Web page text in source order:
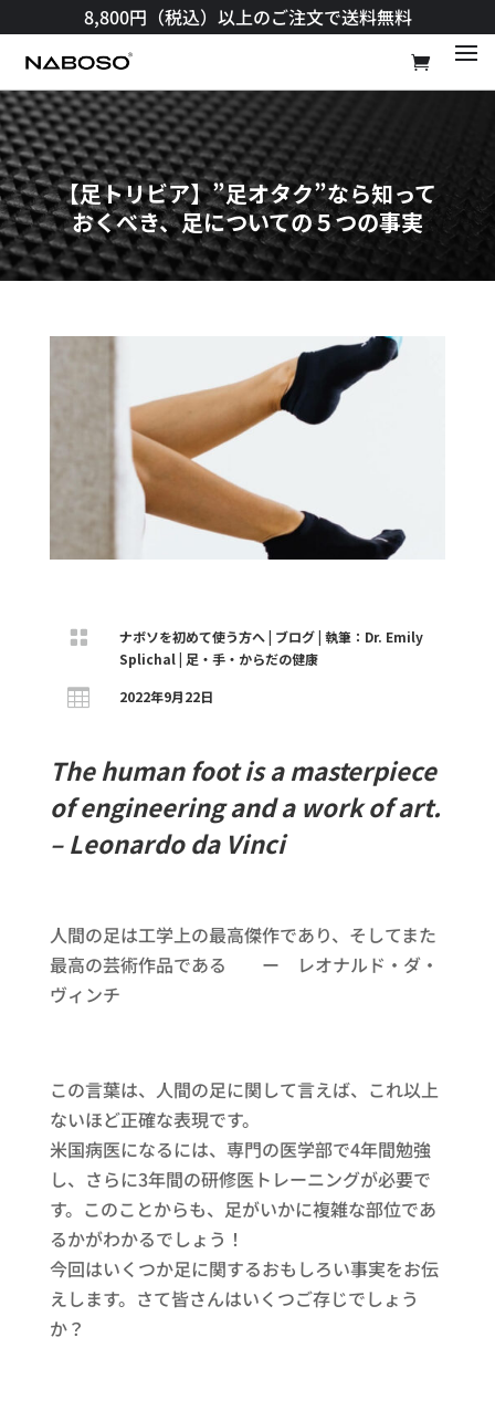
8,800円（税込）以上のご注文で送料無料​
【足トリビア】”足オタク”なら知って
おくべき、足についての５つの事実
 ナボソを初めて使う方へ| ブログ| 執筆：Dr. Emily
Splichal| 足・手・からだの健康
 2022年9月22日
The human foot is a masterpiece
of engineering and a work of art.
– Leonardo da Vinci
人間の足は工学上の最高傑作であり、そしてまた
最高の芸術作品である ー レオナルド・ダ・
ヴィンチ
この言葉は、人間の足に関して言えば、これ以上
ないほど正確な表現です。
米国病医になるには、専門の医学部で4年間勉強
し、さらに3年間の研修医トレーニングが必要で
す。このことからも、足がいかに複雑な部位であ
るかがわかるでしょう！
今回はいくつか足に関するおもしろい事実をお伝
えします。さて皆さんはいくつご存じでしょう
か？